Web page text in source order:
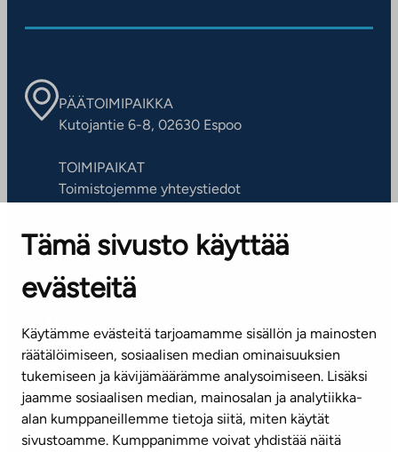
Tämä sivusto käyttää
evästeitä
Käytämme evästeitä tarjoamamme sisällön ja mainosten
räätälöimiseen, sosiaalisen median ominaisuuksien
tukemiseen ja kävijämäärämme analysoimiseen. Lisäksi
jaamme sosiaalisen median, mainosalan ja analytiikka-
alan kumppaneillemme tietoja siitä, miten käytät
sivustoamme. Kumppanimme voivat yhdistää näitä
PÄÄTOIMIPAIKKA
Kutojantie 6-8, 02630 Espoo
TOIMIPAIKAT
Toimistojemme yhteystiedot
ASIAKASPALVELUKESKUS
Puh. 045 7734 3777
(arkisin klo 8-16)
info@ta.fi
Tilaa uutiskirje